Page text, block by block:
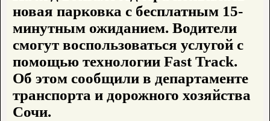
новая парковка с бесплатным 15-
минутным ожиданием. Водители
смогут воспользоваться услугой с
помощью технологии Fast Track.
Об этом сообщили в департаменте
транспорта и дорожного хозяйства
Сочи.